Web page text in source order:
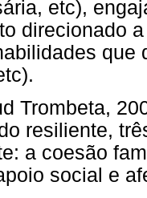
etc),
direcionado
que
Trombeta,
resiliente,
a coesão
social e